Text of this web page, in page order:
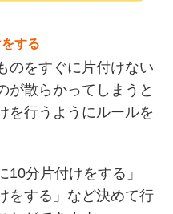
する
のをすぐに片付けない
が散らかってしまうと
を行うようにルールを
分片付けをする」
をする」など決めて行